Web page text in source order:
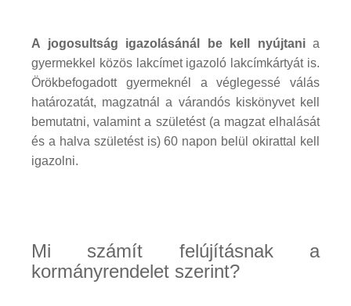
A jogosultság igazolásánál be kell nyújtania
gyermekkel közös lakcímet igazoló lakcímkártyát is.
Örökbefogadott gyermeknél a véglegessé válás
határozatát, magzatnál a várandós kiskönyvet kell
bemutatni, valamint a születést (a magzat elhalását
és a halva születést is) 60 napon belül okirattal kell
igazolni.
Mi számít felújításnak a
kormányrendelet szerint?